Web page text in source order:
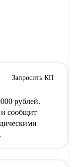
Запросить КП
рублей.
и сообщит